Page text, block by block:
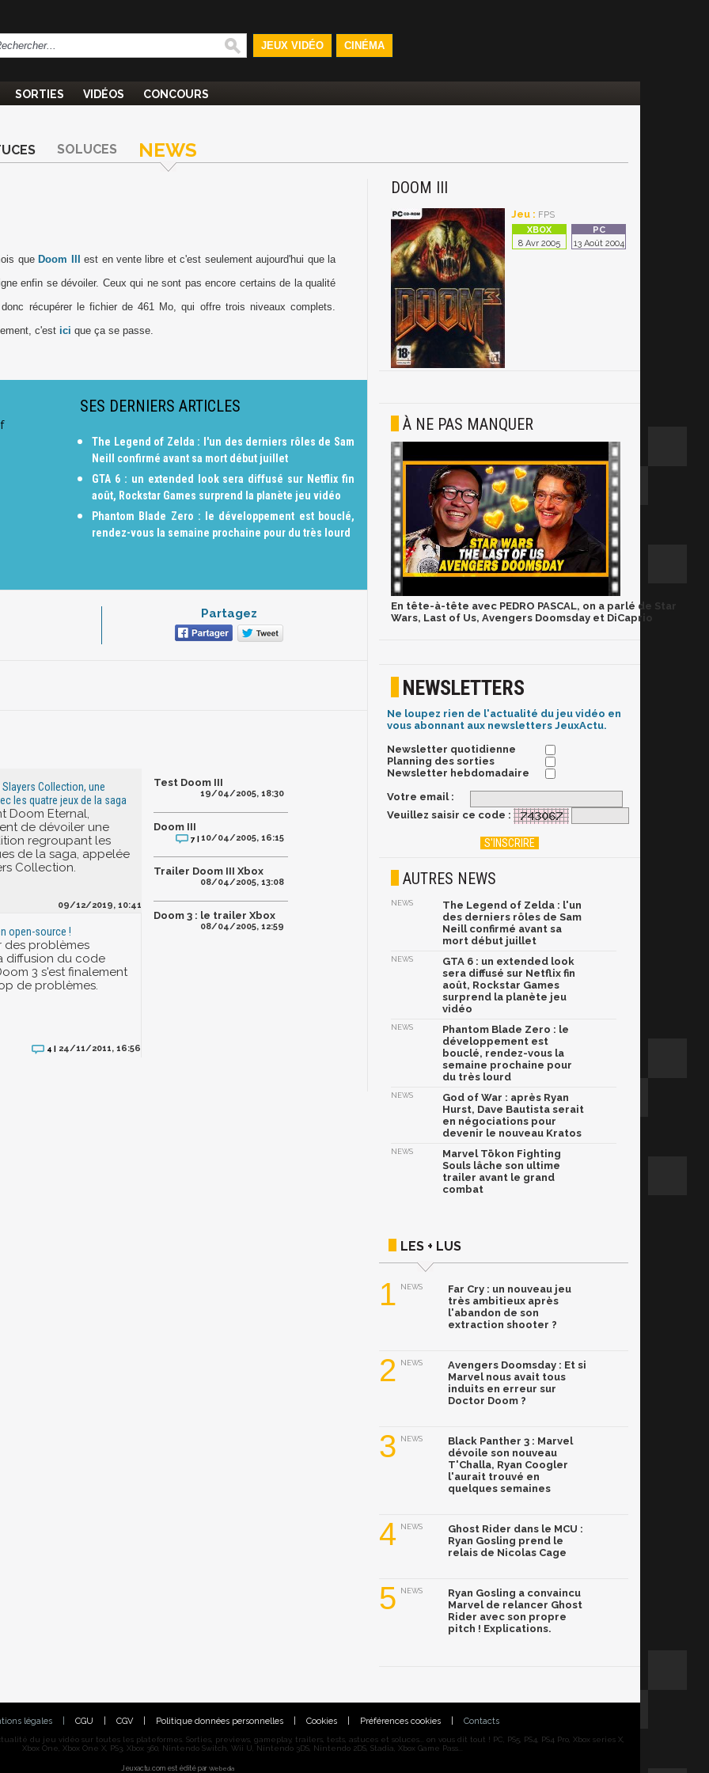
JEUX VIDÉO CINÉMA
SORTIES VIDÉOS CONCOURS
SOLUCES NEWS
que Doom III
est en vente libre et c'est seulement aujourd'hui que la
enfin se dévoiler. Ceux qui ne sont pas encore certains de la qualité
récupérer le fichier de 461 Mo, qui offre trois niveaux complets.
c'est ici que ça se passe.
SES DERNIERS ARTICLES
The Legend of Zelda : l'un des derniers rôles de Sam
Neill confirmé avant sa mort début juillet
GTA 6 : un extended look sera diffusé sur Netflix fin
août, Rockstar Games surprend la planète jeu vidéo
Phantom Blade Zero : le développement est bouclé,
rendez-vous la semaine prochaine pour du très lourd
Partagez
Collection, une
les quatre jeux de la saga
Doom Eternal,
de dévoiler une
regroupant les
de la saga, appelée
Collection.
09/12/2019, 10:41
open-source !
des problèmes
diffusion du code
3 s'est finalement
de problèmes.
4 | 24/11/2011, 16:56
Test Doom III
19/04/2005, 18:30
Doom III
7 |10/04/2005, 16:15
Trailer Doom III Xbox
08/04/2005, 13:08
Doom 3 : le trailer Xbox
08/04/2005, 12:59
DOOM III
Jeu : FPS
8 Avr 2005 13 Août 2004
À NE PAS MANQUER
En tête-à-tête avec PEDRO PASCAL, on a parlé de Star
Wars, Last of Us, Avengers Doomsday et DiCaprio
NEWSLETTERS
Ne loupez rien de l'actualité du jeu vidéo en
vous abonnant aux newsletters JeuxActu.
Newsletter quotidienne
Planning des sorties
Newsletter hebdomadaire
Votre email :
Veuillez saisir ce code :
AUTRES NEWS
NEWS
The Legend of Zelda : l'un
des derniers rôles de Sam
Neill confirmé avant sa
mort début juillet
NEWS
GTA 6 : un extended look
sera diffusé sur Netflix fin
août, Rockstar Games
surprend la planète jeu
vidéo
NEWS
Phantom Blade Zero : le
développement est
bouclé, rendez-vous la
semaine prochaine pour
du très lourd
NEWS
God of War : après Ryan
Hurst, Dave Bautista serait
en négociations pour
devenir le nouveau Kratos
NEWS
Marvel Tōkon Fighting
Souls lâche son ultime
trailer avant le grand
combat
LES + LUS
1 NEWS
Far Cry : un nouveau jeu
très ambitieux après
l'abandon de son
extraction shooter ?
2 NEWS
Avengers Doomsday : Et si
Marvel nous avait tous
induits en erreur sur
Doctor Doom ?
3 NEWS
Black Panther 3 : Marvel
dévoile son nouveau
T'Challa, Ryan Coogler
l'aurait trouvé en
quelques semaines
4 NEWS
Ghost Rider dans le MCU :
Ryan Gosling prend le
relais de Nicolas Cage
5 NEWS
Ryan Gosling a convaincu
Marvel de relancer Ghost
Rider avec son propre
pitch ! Explications.
légales CGU CGV Politique données personnelles Cookies Préférences cookies Contacts
du jeu vidéo sur toutes les plateformes. Sorties, previews, gameplay, trailers, tests, astuces et soluces... on vous dit tout ! PC, PS5, PS4, PS4 Pro, Xbox series X,
Xbox One, Xbox One X, PS3, Xbox 360, Nintendo Switch, Wii U, Nintendo 3DS, Nintendo 2DS, Stadia, Xbox Game Pass...
Jeuxactu.com est édité par Webedia